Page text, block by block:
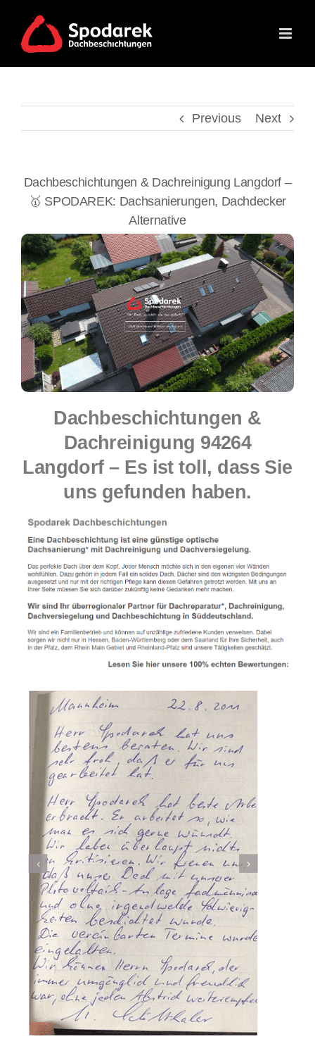
content
Previous Next
Dachbeschichtungen & Dachreinigung Langdorf –
🥇 SPODAREK: Dachsanierungen, Dachdecker
Alternative
Dachbeschichtungen &
Dachreinigung 94264
Langdorf – Es ist toll, dass Sie
uns gefunden haben.